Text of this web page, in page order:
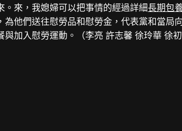
來，我媳婦可以把事情的經過詳細長期包
為他們送往慰勞品和慰勞金，代表黨和當局
加入慰勞運動。（李亮 許志馨 徐玲華 徐初